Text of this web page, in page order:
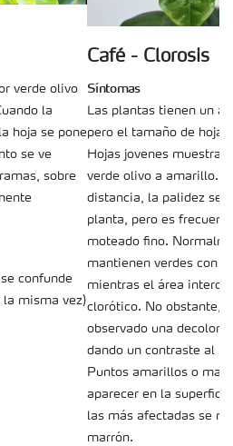
verde olivo
la
hoja se pone
se ve
sobre
confunde
la misma vez)
Café - Clorosis
Síntomas
Las plantas tienen un
pero el tamaño de hojas
Hojas jovenes
verde olivo a amarillo.
distancia, la palidez se
planta, pero es
moteado fino.
mantienen verdes con
mientras el área
clorótico. No obstante,
observado una
dando un contraste al
Puntos amarillos o
aparecer en la
las más afectadas se
marrón.